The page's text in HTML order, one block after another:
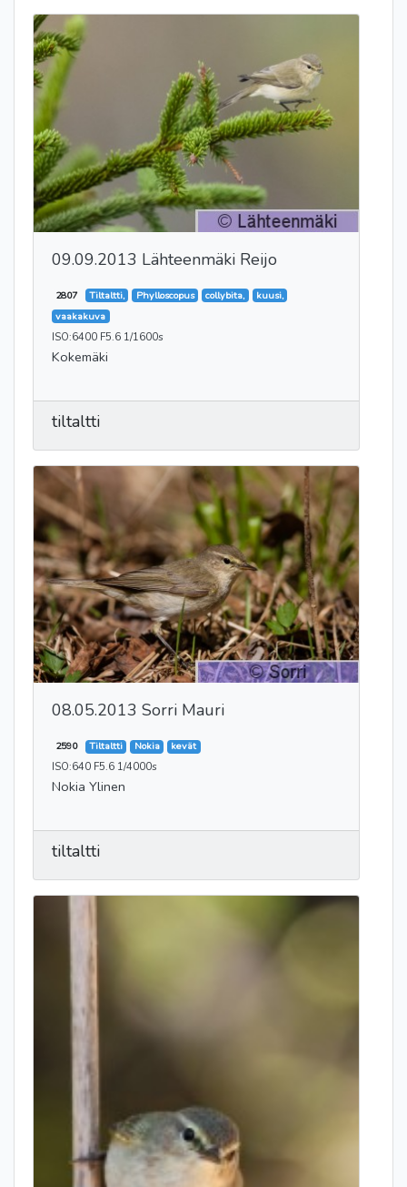
09.09.2013 Lähteenmäki Reijo
2807 Tiltaltti, Phylloscopus collybita,
kuusi,
vaakakuva
ISO:6400 F5.6 1/1600s
Kokemäki
tiltaltti
08.05.2013 Sorri Mauri
2590 Tiltaltti Nokia kevät
ISO:640 F5.6 1/4000s
Nokia Ylinen
tiltaltti